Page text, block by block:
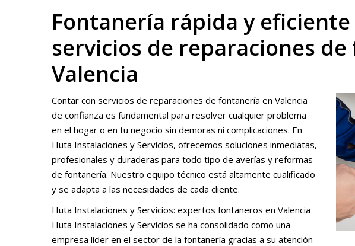
Fontanería rápida y
servicios de reparaciones
Valencia
Contar con servicios de reparaciones de fontanería en Valencia
de confianza es fundamental para resolver cualquier problema
en el hogar o en tu negocio sin demoras ni complicaciones. En
Huta Instalaciones y Servicios, ofrecemos soluciones inmediatas,
profesionales y duraderas para todo tipo de averías y reformas
de fontanería. Nuestro equipo técnico está altamente cualificado
y se adapta a las necesidades de cada cliente.
Huta Instalaciones y Servicios: expertos fontaneros en Valencia
Huta Instalaciones y Servicios se ha consolidado como una
empresa líder en el sector de la fontanería gracias a su atención